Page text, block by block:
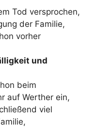
Tod versprochen,
der Familie,
vorher
und
beim
auf Werther ein,
viel